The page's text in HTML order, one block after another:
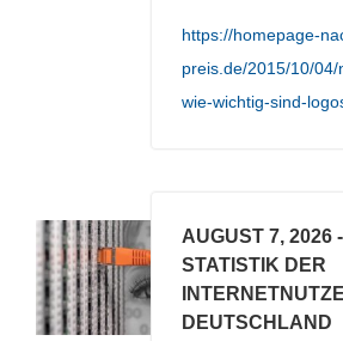
https://homepage-
preis.de/2015/10/
wie-wichtig-sind-
AUGUST 7, 2026
STATISTIK DER
DEUTSCHLAND